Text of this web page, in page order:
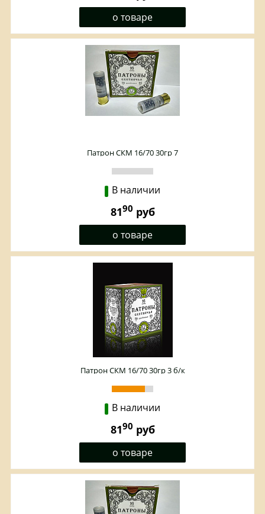
о товаре
Патрон СКМ 16/70 30гр 7
В наличии
8190 руб
о товаре
Патрон СКМ 16/70 30гр 3 б/к
В наличии
8190 руб
о товаре